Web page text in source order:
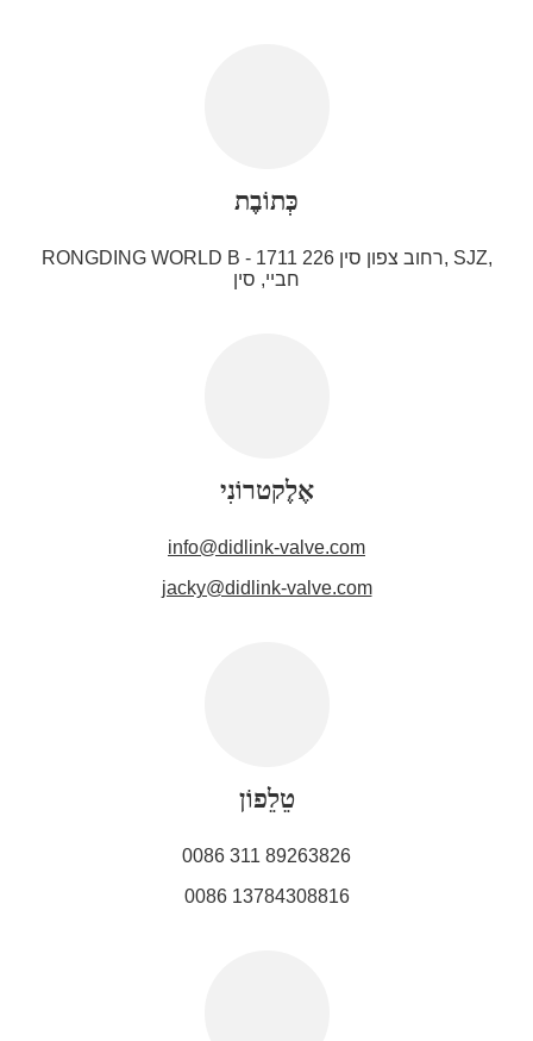
כְּתוֹבֶת
RONGDING WORLD B - 1711 226 רחוב צפון סין, SJZ,
חביי, סין
אֶלֶקטרוֹנִי
info@didlink-valve.com
jacky@didlink-valve.com
טֵלֵפוֹן
0086 311 89263826
0086 13784308816